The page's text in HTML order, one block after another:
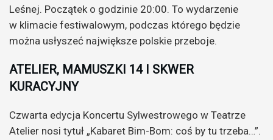
Leśnej. Początek o godzinie 20:00. To wydarzenie
w klimacie festiwalowym, podczas którego będzie
można usłyszeć największe polskie przeboje.
ATELIER, MAMUSZKI 14 I SKWER
KURACYJNY
Czwarta edycja Koncertu Sylwestrowego w Teatrze
Atelier nosi tytuł „Kabaret Bim-Bom: coś by tu trzeba…”.